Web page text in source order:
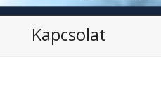
Kapcsolat